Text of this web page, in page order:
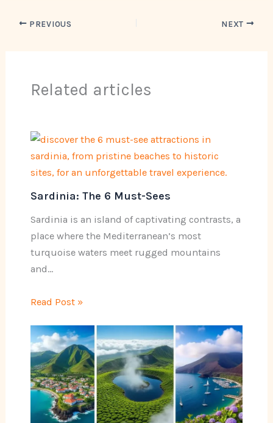
PREVIOUS NEXT
Related articles
Sardinia: The 6 Must-Sees
Sardinia is an island of captivating contrasts, a
place where the Mediterranean’s most
turquoise waters meet rugged mountains
and…
Read Post »